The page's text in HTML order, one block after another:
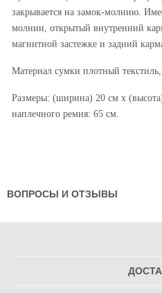
закрывается на замок-молнию.
молнии, открытый внутренний
магнитной застежке и задний
Материал сумки плотный
Размеры: (ширина) 20 см х
наплечного ремня: 65 см.
ВОПРОСЫ И ОТЗЫВЫ